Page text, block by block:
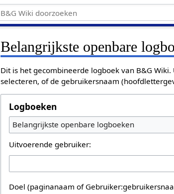
Belangrijkste openbare
Dit is het gecombineerde logboek van B&G
selecteren, of de gebruikersnaam
Logboeken
Belangrijkste openbare logboeken
Uitvoerende gebruiker:
Doel (paginanaam of